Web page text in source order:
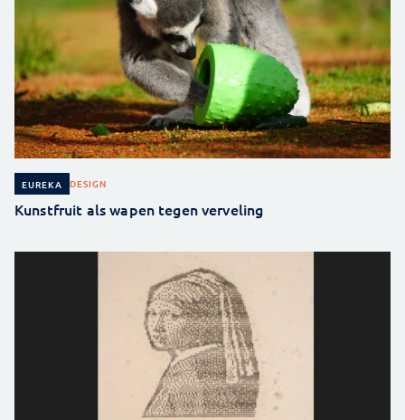
EUREKA DESIGN
Kunstfruit als wapen tegen verveling